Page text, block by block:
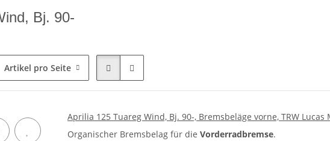
Bj. 90-
Artikel pro Seite
Aprilia 125 Tuareg Wind, Bj. 90-, Bremsbeläge vorne, TRW Lucas
Organischer Bremsbelag für die Vorderradbremse.